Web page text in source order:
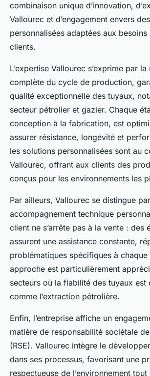
combinaison unique d’innovation,
Vallourec et d’engagement envers
personnalisées adaptées aux
clients.
L’expertise Vallourec s’exprime par
complète du cycle de production,
qualité exceptionnelle des tuyaux,
secteur pétrolier et gazier. Chaque
conception à la fabrication, est
assurer résistance, longévité et
les solutions personnalisées sont au
Vallourec, offrant aux clients des
conçus pour les environnements les
Par ailleurs, Vallourec se distingue
accompagnement technique
client ne s’arrête pas à la vente : des
assurent une assistance constante,
problématiques spécifiques à
approche est particulièrement
secteurs où la fiabilité des tuyaux est
comme l’extraction pétrolière.
Enfin, l’entreprise affiche un
matière de responsabilité sociétale
(RSE). Vallourec intègre le
dans ses processus, favorisant une
respectueuse de l’environnement